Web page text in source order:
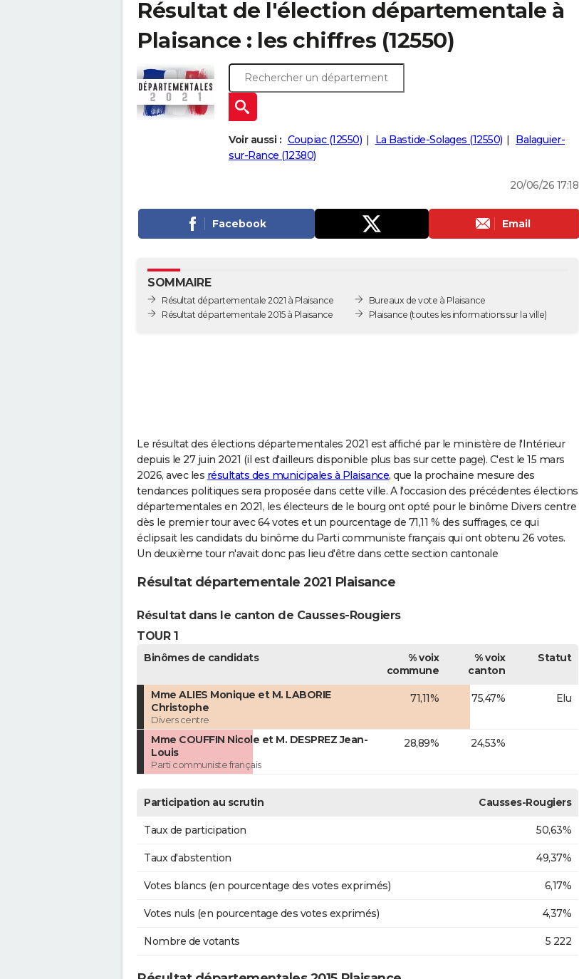
Résultat de l'élection départementale à
Plaisance : les chiffres (12550)
Voir aussi : Coupiac (12550) La Bastide-Solages (12550)
Balaguier-
sur-Rance (12380)
20/06/26 17:18
Facebook Email
SOMMAIRE
Résultat départementale 2021 à Plaisance
Résultat départementale 2015 à Plaisance
Bureaux de vote à Plaisance
Plaisance (toutes les informations sur la ville)
Le résultat des élections départementales 2021 est affiché par le ministère de l'Intérieur
depuis le 27 juin 2021 (il est d'ailleurs disponible plus bas sur cette page). C'est le 15 mars
2026, avec les résultats des municipales à Plaisance, que la prochaine mesure des
tendances politiques sera proposée dans cette ville. A l'occasion des précédentes élections
départementales en 2021, les électeurs de le bourg ont opté pour le binôme Divers centre
dès le premier tour avec 64 votes et un pourcentage de 71,11 % des suffrages, ce qui
éclipsait les candidats du binôme du Parti communiste français qui ont obtenu 26 votes.
Un deuxième tour n'avait donc pas lieu d'être dans cette section cantonale
Résultat départementale 2021 Plaisance
Résultat dans le canton de Causses-Rougiers
TOUR 1
Binômes de candidats
% voix
commune
% voix
canton
Statut
Mme ALIES Monique et M. LABORIE
Christophe
Divers centre
71,11% 75,47% Elu
Mme COUFFIN Nicole et M. DESPREZ Jean-
Louis
Parti communiste français
28,89% 24,53%
Participation au scrutin Causses-Rougiers
Taux de participation 50,63%
Taux d'abstention 49,37%
Votes blancs (en pourcentage des votes exprimés) 6,17%
Votes nuls (en pourcentage des votes exprimés) 4,37%
Nombre de votants 5 222